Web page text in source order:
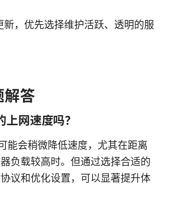
新，优先选择维护活跃、透明的服
解答
网速度吗？
能会稍微降低速度，尤其在距离
负载较高时。但通过选择合适的
议和优化设置，可以显著提升体